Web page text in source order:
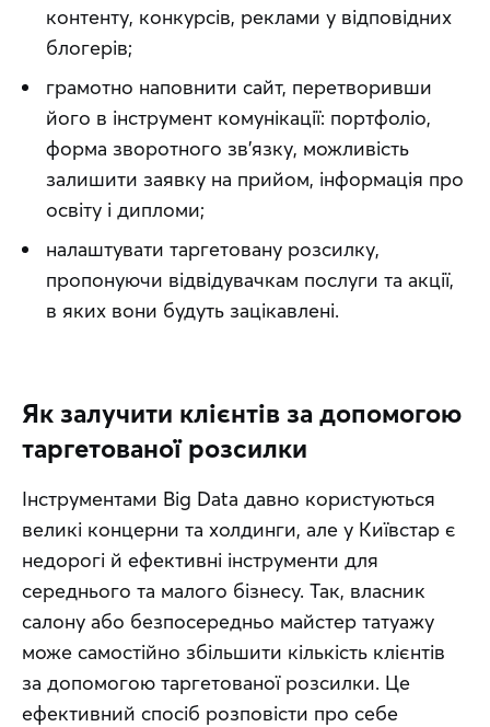
контенту, конкурсів, реклами у відповідних
блогерів;
грамотно наповнити сайт, перетворивши
його в інструмент комунікації: портфоліо,
форма зворотного зв’язку, можливість
залишити заявку на прийом, інформація про
освіту і дипломи;
налаштувати таргетовану розсилку,
пропонуючи відвідувачкам послуги та акції,
в яких вони будуть зацікавлені.
Як залучити клієнтів за допомогою
таргетованої розсилки
Інструментами Big Data давно користуються
великі концерни та холдинги, але у Київстар є
недорогі й ефективні інструменти для
середнього та малого бізнесу. Так, власник
салону або безпосередньо майстер татуажу
може самостійно збільшити кількість клієнтів
за допомогою таргетованої розсилки. Це
ефективний спосіб розповісти про себе